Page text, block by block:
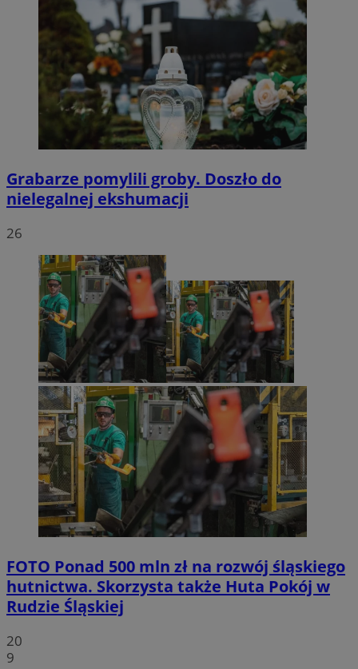
Grabarze pomylili groby. Doszło do
nielegalnej ekshumacji
26
FOTO Ponad 500 mln zł na rozwój śląskiego
hutnictwa. Skorzysta także Huta Pokój w
Rudzie Śląskiej
20
9